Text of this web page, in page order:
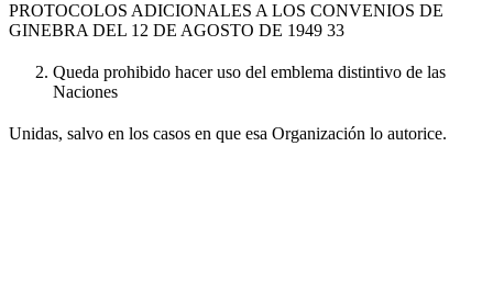
PROTOCOLOS ADICIONALES A LOS CONVENIOS DE
GINEBRA DEL 12 DE AGOSTO DE 1949 33
Queda prohibido hacer uso del emblema distintivo de las
Naciones
Unidas, salvo en los casos en que esa Organización lo autorice.